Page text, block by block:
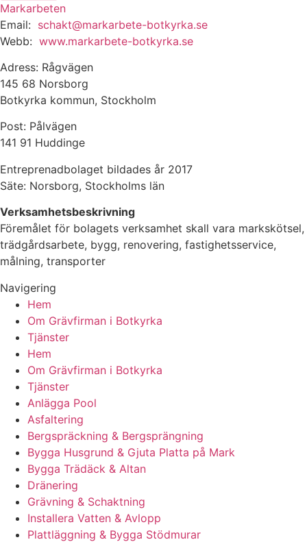
Markarbeten
Email: schakt@markarbete-botkyrka.se
Webb: www.markarbete-botkyrka.se
Adress: Rågvägen
145 68 Norsborg
Botkyrka kommun, Stockholm
Post: Pålvägen
141 91 Huddinge
Entreprenadbolaget bildades år 2017
Säte: Norsborg, Stockholms län
Verksamhetsbeskrivning
Föremålet för bolagets verksamhet skall vara markskötsel,
trädgårdsarbete, bygg, renovering, fastighetsservice,
målning, transporter
Navigering
Hem
Om Grävfirman i Botkyrka
Tjänster
Hem
Om Grävfirman i Botkyrka
Tjänster
Anlägga Pool
Asfaltering
Bergspräckning & Bergsprängning
Bygga Husgrund & Gjuta Platta på Mark
Bygga Trädäck & Altan
Dränering
Grävning & Schaktning
Installera Vatten & Avlopp
Plattläggning & Bygga Stödmurar